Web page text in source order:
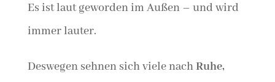
Es ist laut geworden im Außen – und wird
immer lauter.
Deswegen sehnen sich viele nachRuhe,